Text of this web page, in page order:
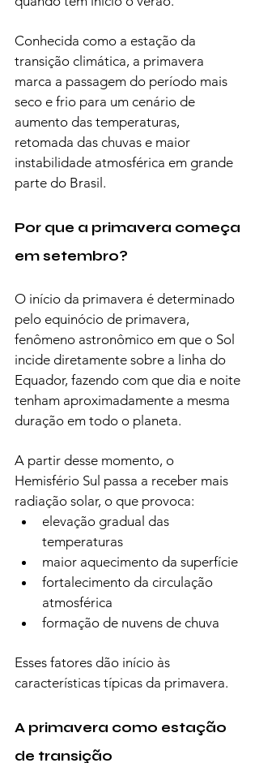
Conhecida como a estação da
transição climática, a primavera
marca a passagem do período mais
seco e frio para um cenário de
aumento das temperaturas,
retomada das chuvas e maior
instabilidade atmosférica em grande
parte do Brasil.
Por que a primavera começa
em setembro?
O início da primavera é determinado
pelo equinócio de primavera,
fenômeno astronômico em que o Sol
incide diretamente sobre a linha do
Equador, fazendo com que dia e noite
tenham aproximadamente a mesma
duração em todo o planeta.
A partir desse momento, o
Hemisfério Sul passa a receber mais
radiação solar, o que provoca:
elevação gradual das
temperaturas
maior aquecimento da superfície
fortalecimento da circulação
atmosférica
formação de nuvens de chuva
Esses fatores dão início às
características típicas da primavera.
A primavera como estação
de transição